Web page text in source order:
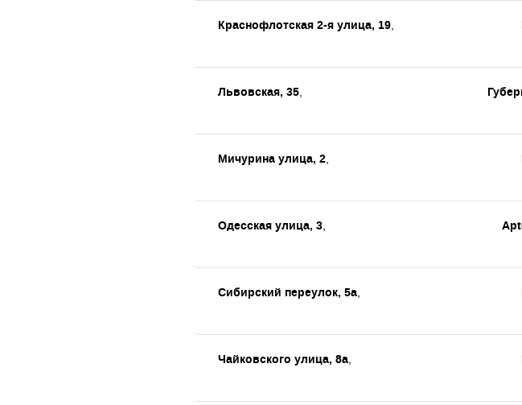
Краснофлотская 2-я улица, 19,
Львовская, 35,
Мичурина улица, 2,
Одесская улица, 3,
Сибирский переулок, 5а,
Чайковского улица, 8а,